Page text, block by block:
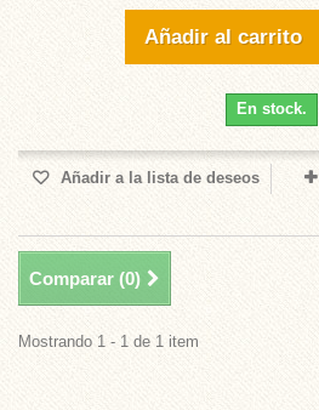
Añadir al carrito
En stock.
Añadir a la lista de deseos
Comparar (0)
Mostrando 1 - 1 de 1 item